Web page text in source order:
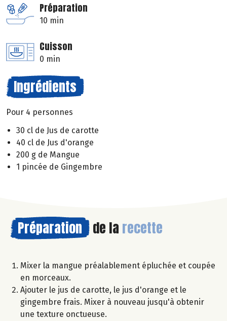
Préparation
10 min
Cuisson
0 min
Ingrédients
Pour 4 personnes
30 cl de Jus de carotte
40 cl de Jus d'orange
200 g de Mangue
1 pincée de Gingembre
Préparation de la recette
Mixer la mangue préalablement épluchée et coupée
en morceaux.
Ajouter le jus de carotte, le jus d'orange et le
gingembre frais. Mixer à nouveau jusqu'à obtenir
une texture onctueuse.